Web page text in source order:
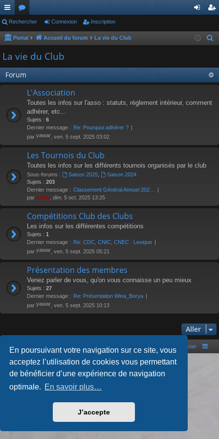
En poursuivant votre navigation sur ce site, vous
acceptez l’utilisation de cookies vous permettant
de bénéficier d’une expérience de navigation
optimale. En savoir plus…
J’accepte
ac
co
ur
ci
s
or
u
m
s
ne
on
cri
on
Rechercher Connexion Inscription
Portal Accueil du forum La vie du Club
La vie du Club
Forum
L'Association
Toutes les infos sur l'asso : statuts, règlement intérieur, comment
adhérer, etc...
Sujets : 6
Dernier message : Re: Pourquoi adhérer ?
par yawar , ven. 5 sept. 2025 03:02
Les Tournois du Club
Toutes les infos sur les différents tournois organisés par le club
Sous-forums : Saison 2025,
Saison 2024
Sujets : 203
Dernier message : Classement Général Annuel 202…
par Gaby , dim. 5 oct. 2025 13:25
Compétitions Club des Clubs
Les infos sur les différentes compétitions
Sujets : 1
Dernier message : Re: CDC, CNIC, CNEC : Lexique
par yawar , ven. 5 sept. 2025 05:21
Présentation des membres
Venez parler de vous, qu'on vous connaisse un peu mieux
Sujets : 27
Dernier message : Re: Présentation Wina_Borya
par yawar , ven. 5 sept. 2025 10:13
Aller
Portal Accueil du forum Nous contacter
Développé parphpBB® Forum Software © phpBB Limited
Style parArty- phpBB 3.3 par MrGaby
Confidentialité